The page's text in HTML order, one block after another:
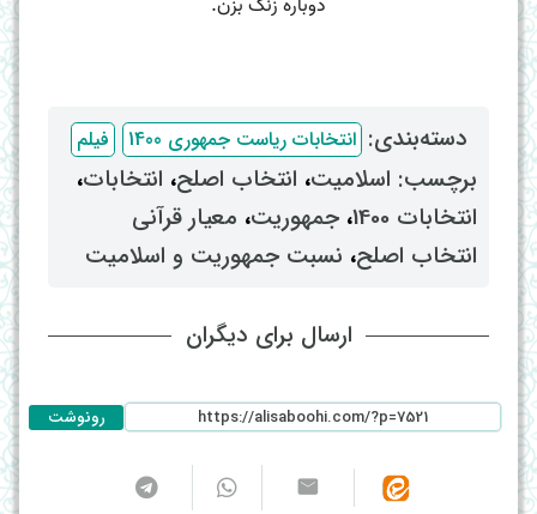
دسته‌بندی: ‌انتخابات ریاست جمهوری 1400 فیلم
برچسب: ‌ اسلامیت، ‌ انتخاب اصلح، ‌ انتخابات،
انتخابات 1400 ، ‌ جمهوریت، ‌ معیار قرآنی
انتخاب اصلح، ‌ نسبت جمهوریت و اسلامیت
ارسال برای دیگران
رونوشت